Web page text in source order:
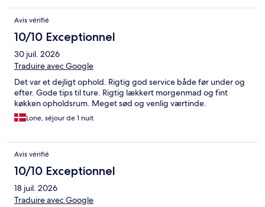
Avis vérifié
10/10 Exceptionnel
30 juil. 2026
Traduire avec Google
Det var et dejligt ophold. Rigtig god service både før under og
efter. Gode tips til ture. Rigtig lækkert morgenmad og fint
køkken opholdsrum. Meget sød og venlig værtinde.
Lone, séjour de 1 nuit
Avis vérifié
10/10 Exceptionnel
18 juil. 2026
Traduire avec Google